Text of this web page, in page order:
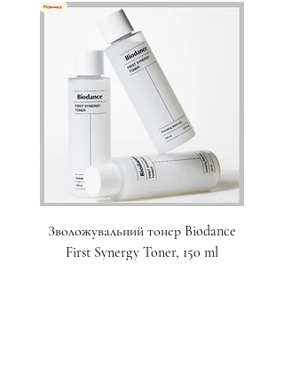
Зволожувальний тонер Biodance
First Synergy Toner, 150 ml